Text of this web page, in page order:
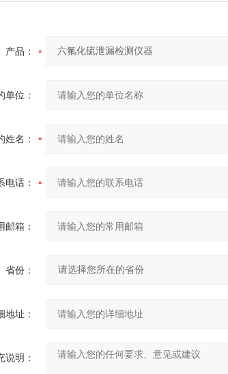
产品：
单位：
姓名：
电话：
邮箱：
省份：
地址：
说明：